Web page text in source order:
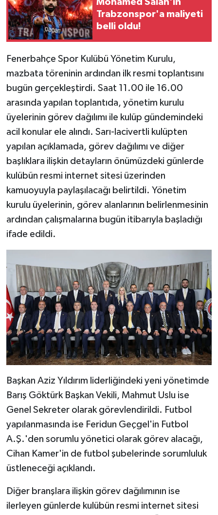
Mohamed Salah'ın
Trabzonspor'a maliyeti
belli oldu!
Fenerbahçe Spor Kulübü Yönetim Kurulu,
mazbata töreninin ardından ilk resmi toplantısını
bugün gerçekleştirdi. Saat 11.00 ile 16.00
arasında yapılan toplantıda, yönetim kurulu
üyelerinin görev dağılımı ile kulüp gündemindeki
acil konular ele alındı. Sarı-lacivertli kulüpten
yapılan açıklamada, görev dağılımı ve diğer
başlıklara ilişkin detayların önümüzdeki günlerde
kulübün resmi internet sitesi üzerinden
kamuoyuyla paylaşılacağı belirtildi. Yönetim
kurulu üyelerinin, görev alanlarının belirlenmesinin
ardından çalışmalarına bugün itibarıyla başladığı
ifade edildi.
Başkan Aziz Yıldırım liderliğindeki yeni yönetimde
Barış Göktürk Başkan Vekili, Mahmut Uslu ise
Genel Sekreter olarak görevlendirildi. Futbol
yapılanmasında ise Feridun Geçgel'in Futbol
A.Ş.'den sorumlu yönetici olarak görev alacağı,
Cihan Kamer'in de futbol şubelerinde sorumluluk
üstleneceği açıklandı.
Diğer branşlara ilişkin görev dağılımının ise
ilerleyen günlerde kulübün resmi internet sitesi